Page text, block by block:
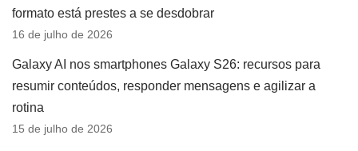
formato está prestes a se desdobrar
16 de julho de 2026
Galaxy AI nos smartphones Galaxy S26: recursos para
resumir conteúdos, responder mensagens e agilizar a
rotina
15 de julho de 2026